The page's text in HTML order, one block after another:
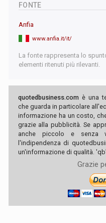
FONTE
Anfia
www.anfia.it/it/
La fonte rappresenta lo
elementi ritenuti più rilevanti.
quotedbusiness.com è una
che guarda in particolare
informazione ha un costo,
grazie alla pubblicità. Se
anche piccolo e senza
l'indipendenza di
un'informazione di qualità.
Grazie